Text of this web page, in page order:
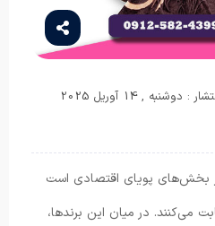
: دوشنبه , 14 آوریل 2025
بخش‌های پویای اقتصادی است
می‌کنند. در میان این برندها،